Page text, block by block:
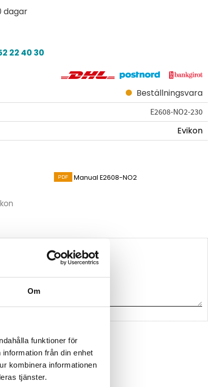
Om
funktioner för
från din enhet
kombinera informationen
tjänster.
dagar
22 40 30
Beställningsvara
E2608-NO2-230
Evikon
Manual E2608-NO2
omdöme.